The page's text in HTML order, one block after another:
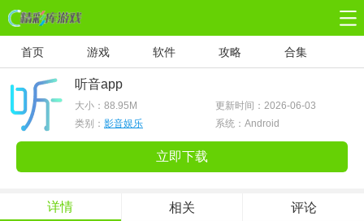
首页 游戏 软件 攻略 合集
听音app
大小： 88.95M
更新时间：2026-06-03
类别： 影音娱乐 系统：Android
立即下载
详情 相关 评论